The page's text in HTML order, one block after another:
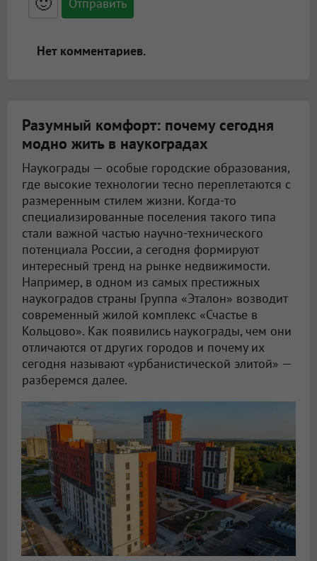
адреса URL автоматически становятся
ссылками, и [img]адрес[/img] будет
Нет комментариев.
Разумный комфорт: почему сегодня
модно жить в наукоградах
Наукограды — особые городские образования,
где высокие технологии тесно переплетаются с
размеренным стилем жизни. Когда-то
специализированные поселения такого типа
стали важной частью научно-технического
потенциала России, а сегодня формируют
интересный тренд на рынке недвижимости.
Например, в одном из самых престижных
наукоградов страны Группа «Эталон» возводит
современный жилой комплекс «Счастье в
Кольцово». Как появились наукограды, чем они
отличаются от других городов и почему их
сегодня называют «урбанистической элитой» —
разберемся далее.